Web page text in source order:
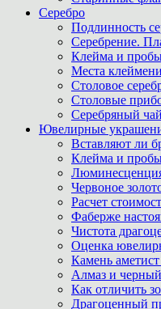
Серебро
Подлинность
Серебрение.
Клейма и пробы
Места
Столовое
Столовые
Серебряный
Ювелирные
Вставляют ли
Клейма и
Червоное
Расчет
Фаберже
Чистота
Оценка
Камень
Алмаз и
Как отличить
Драгоценный